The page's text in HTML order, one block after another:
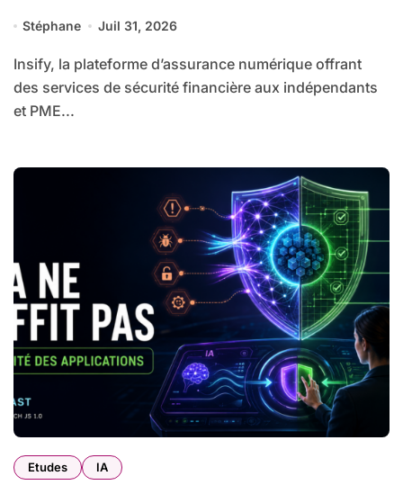
Stéphane Juil 31, 2026
Insify, la plateforme d’assurance numérique offrant
des services de sécurité financière aux indépendants
et PME...
Etudes IA